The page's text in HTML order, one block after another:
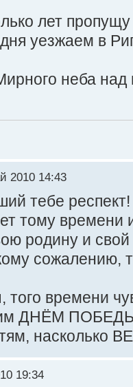
лет
уезжаем в
неба над
2010 14:43
тебе
тому времени
родину и
сожалению,
того времени
ДНЁМ
насколько
19:34